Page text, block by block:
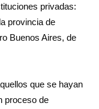
privadas:
provincia de
Buenos Aires, de
que se hayan
proceso de